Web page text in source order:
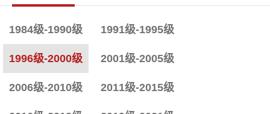
1984级-1990级 1991级-1995级
1996级-2000级 2001级-2005级
2006级-2010级 2011级-2015级